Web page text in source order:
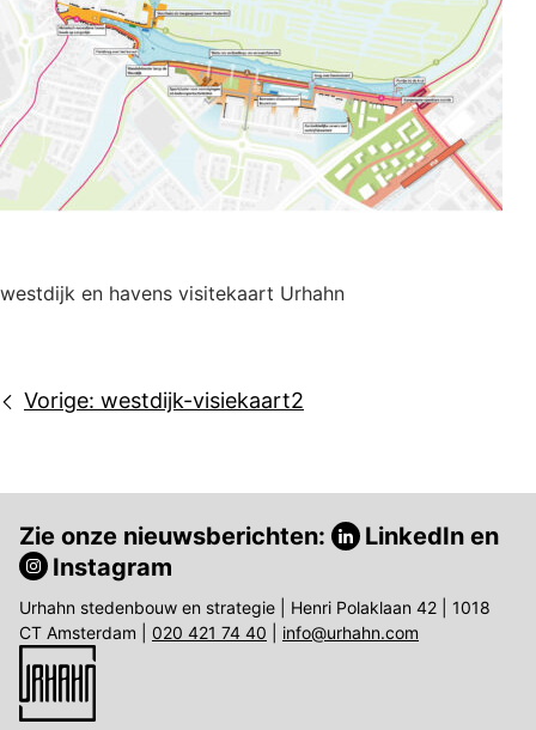
westdijk en havens visitekaart Urhahn
Bericht
Vorige: westdijk-visiekaart2
Zie onze nieuwsberichten: LinkedIn en
Instagram
Urhahn stedenbouw en strategie | Henri Polaklaan 42 | 1018
CT Amsterdam | 020 421 74 40 info@urhahn.com